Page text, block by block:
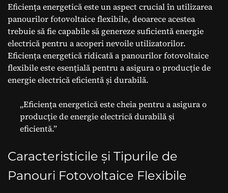
Eficiența energetică este un aspect crucial în utilizarea
panourilor fotovoltaice flexibile, deoarece acestea
trebuie să fie capabile să genereze suficientă energie
electrică pentru a acoperi nevoile utilizatorilor.
Eficiența energetică ridicată a panourilor fotovoltaice
flexibile este esențială pentru a asigura o producție de
energie electrică eficientă și durabilă.
„Eficiența energetică este cheia pentru a asigura o
producție de energie electrică durabilă și
eficientă.”
Caracteristicile și Tipurile de
Panouri Fotovoltaice Flexibile